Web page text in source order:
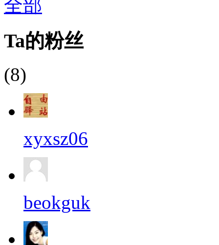
全部
Ta的粉丝
(8)
xyxsz06
beokguk